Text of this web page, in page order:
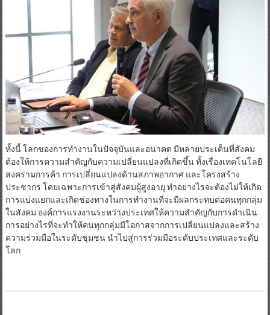
ทั้งนี้ โลกของการทำงานในปัจจุบันและอนาคต มีหลายประเด็นที่สังคม
ต้องให้การความสำคัญกับความเปลี่ยนแปลงที่เกิดขึ้น ทั้งเรื่องเทคโนโลยี
สงครามการค้า การเปลี่ยนแปลงด้านสภาพอากาศ และโครงสร้าง
ประชากร โดยเฉพาะการเข้าสู่สังคมผู้สูงอายุ ทำอย่างไรจะต้องไม่ให้เกิด
การแบ่งแยกและเกิดช่องทางในการทำงานที่จะมีผลกระทบต่อคนทุกกลุ่ม
ในสังคม องค์การแรงงานระหว่างประเทศให้ความสำคัญกับการดำเนิน
การอย่างไรที่จะทำให้คนทุกกลุ่มมีโอกาสจากการเปลี่ยนแปลงและสร้าง
ความร่วมมือในระดับชุมชน นำไปสู่การร่วมมือระดับประเทศและระดับ
โลก